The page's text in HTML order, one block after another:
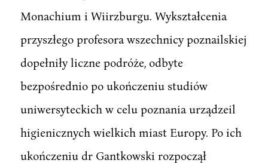
Monachium i Wiirzburgu. Wykształcenia
przyszłego profesora wszechnicy poznailskiej
dopełniły liczne podróże, odbyte
bezpośrednio po ukończeniu studiów
uniwersyteckich w celu poznania urządzeil
higienicznych wielkich miast Europy. Po ich
ukończeniu dr Gantkowski rozpoczął